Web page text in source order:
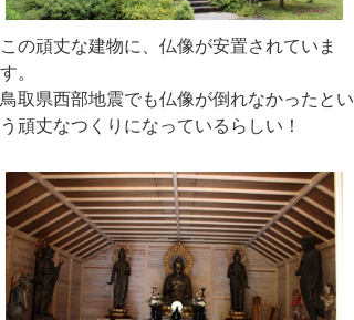
この頑丈な建物に、仏像が安置されていま
す。
鳥取県西部地震でも仏像が倒れなかったとい
う頑丈なつくりになっているらしい！